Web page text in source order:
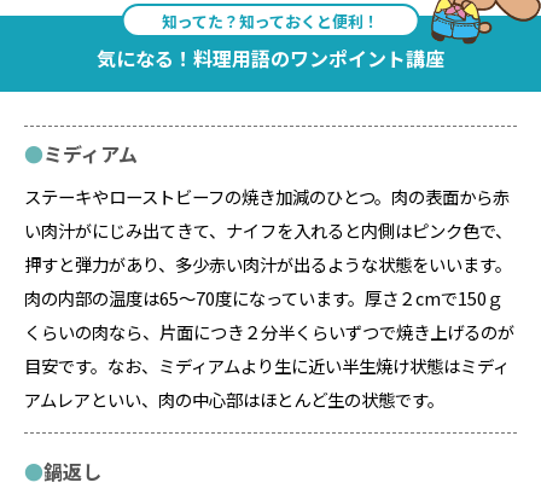
知ってた？知っておくと便利！
気になる！料理用語のワンポイント講座
ミディアム
ステーキやローストビーフの焼き加減のひとつ。肉の表面から赤
い肉汁がにじみ出てきて、ナイフを入れると内側はピンク色で、
押すと弾力があり、多少赤い肉汁が出るような状態をいいます。
肉の内部の温度は65～70度になっています。厚さ２cmで150ｇ
くらいの肉なら、片面につき２分半くらいずつで焼き上げるのが
目安です。なお、ミディアムより生に近い半生焼け状態はミディ
アムレアといい、肉の中心部はほとんど生の状態です。
鍋返し